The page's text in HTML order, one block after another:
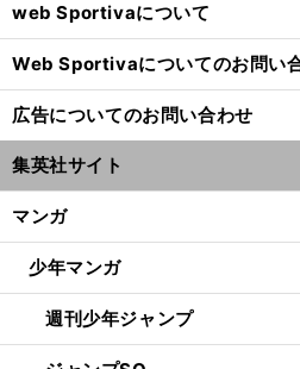
web Sportivaについて
Web Sportivaについてのお問い
広告についてのお問い合わせ
集英社サイト
マンガ
少年マンガ
週刊少年ジャンプ